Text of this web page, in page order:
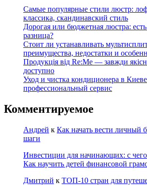
Самые популярные стили люстр:
классика, скандинавский стиль
Дорогая или бюджетная люстра:
разница?
Стоит ли устанавливать
преимущества, недостатки и
Продукція від Re:Me — завжди
доступно
Уход и чистка кондиционера в
профессиональный сервис
Комментируемое
Андрей к Как начать вести личный
шаги
Инвестиции для начинающих: с чего
Как научить детей финансовой
Дмитрий к ТОП-10 стран для